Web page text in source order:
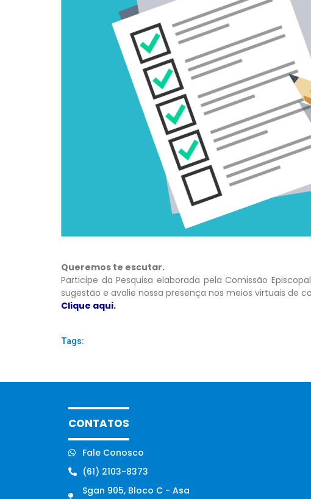
Queremos te escutar.
Participe da Pesquisa elaborada pela Comissão
sugestão e avalie nossa presença nos meios virtuais de
Clique aqui.
Tags:
CONTATOS
Fale Conosco
(61) 2103-8373
Sgan 905, Bloco C - Asa